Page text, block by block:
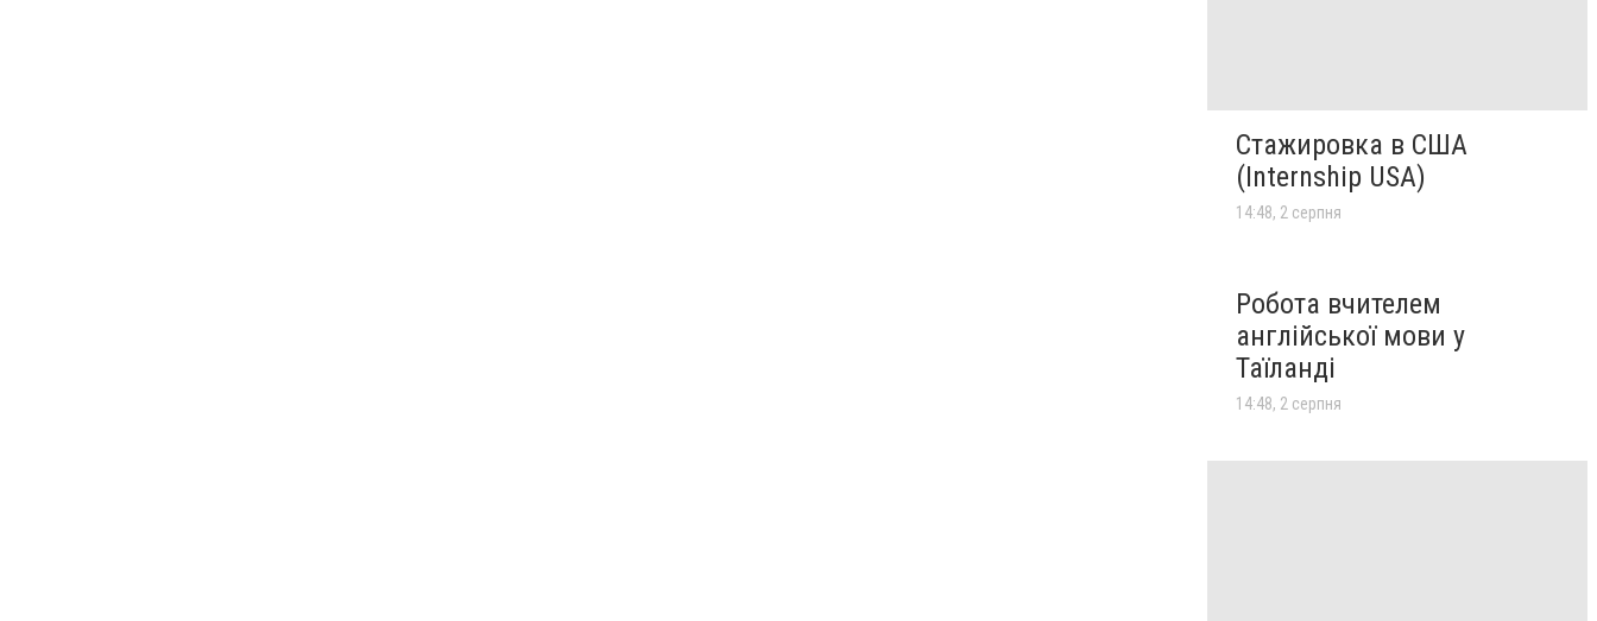
Стажировка в США
(Internship USA)
14:48, 2 серпня
Робота вчителем
англійської мови у
Таїланді
14:48, 2 серпня